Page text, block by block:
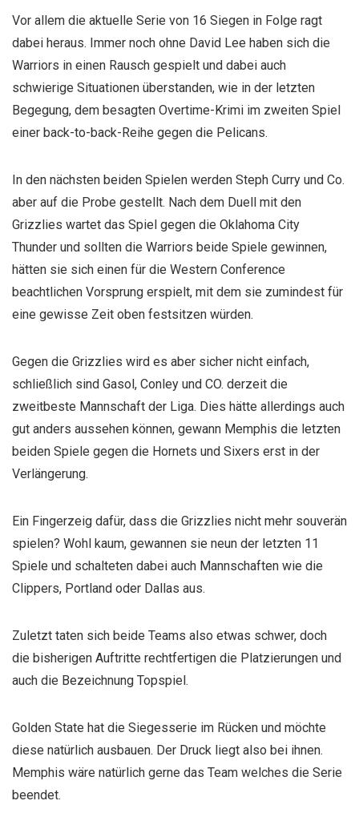
Vor allem die aktuelle Serie von 16 Siegen in Folge ragt
dabei heraus. Immer noch ohne David Lee haben sich die
Warriors in einen Rausch gespielt und dabei auch
schwierige Situationen überstanden, wie in der letzten
Begegung, dem besagten Overtime-Krimi im zweiten Spiel
einer back-to-back-Reihe gegen die Pelicans.
In den nächsten beiden Spielen werden Steph Curry und Co.
aber auf die Probe gestellt. Nach dem Duell mit den
Grizzlies wartet das Spiel gegen die Oklahoma City
Thunder und sollten die Warriors beide Spiele gewinnen,
hätten sie sich einen für die Western Conference
beachtlichen Vorsprung erspielt, mit dem sie zumindest für
eine gewisse Zeit oben festsitzen würden.
Gegen die Grizzlies wird es aber sicher nicht einfach,
schließlich sind Gasol, Conley und CO. derzeit die
zweitbeste Mannschaft der Liga. Dies hätte allerdings auch
gut anders aussehen können, gewann Memphis die letzten
beiden Spiele gegen die Hornets und Sixers erst in der
Verlängerung.
Ein Fingerzeig dafür, dass die Grizzlies nicht mehr souverän
spielen? Wohl kaum, gewannen sie neun der letzten 11
Spiele und schalteten dabei auch Mannschaften wie die
Clippers, Portland oder Dallas aus.
Zuletzt taten sich beide Teams also etwas schwer, doch
die bisherigen Auftritte rechtfertigen die Platzierungen und
auch die Bezeichnung Topspiel.
Golden State hat die Siegesserie im Rücken und möchte
diese natürlich ausbauen. Der Druck liegt also bei ihnen.
Memphis wäre natürlich gerne das Team welches die Serie
beendet.